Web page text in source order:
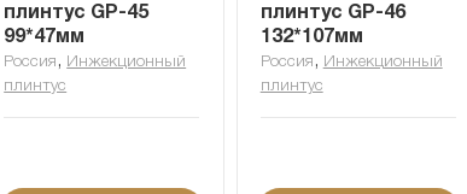
плинтус GP-45
99*47мм
Россия , Инжекционный
плинтус
плинтус GP-46
132*107мм
Россия , Инжекционный
плинтус